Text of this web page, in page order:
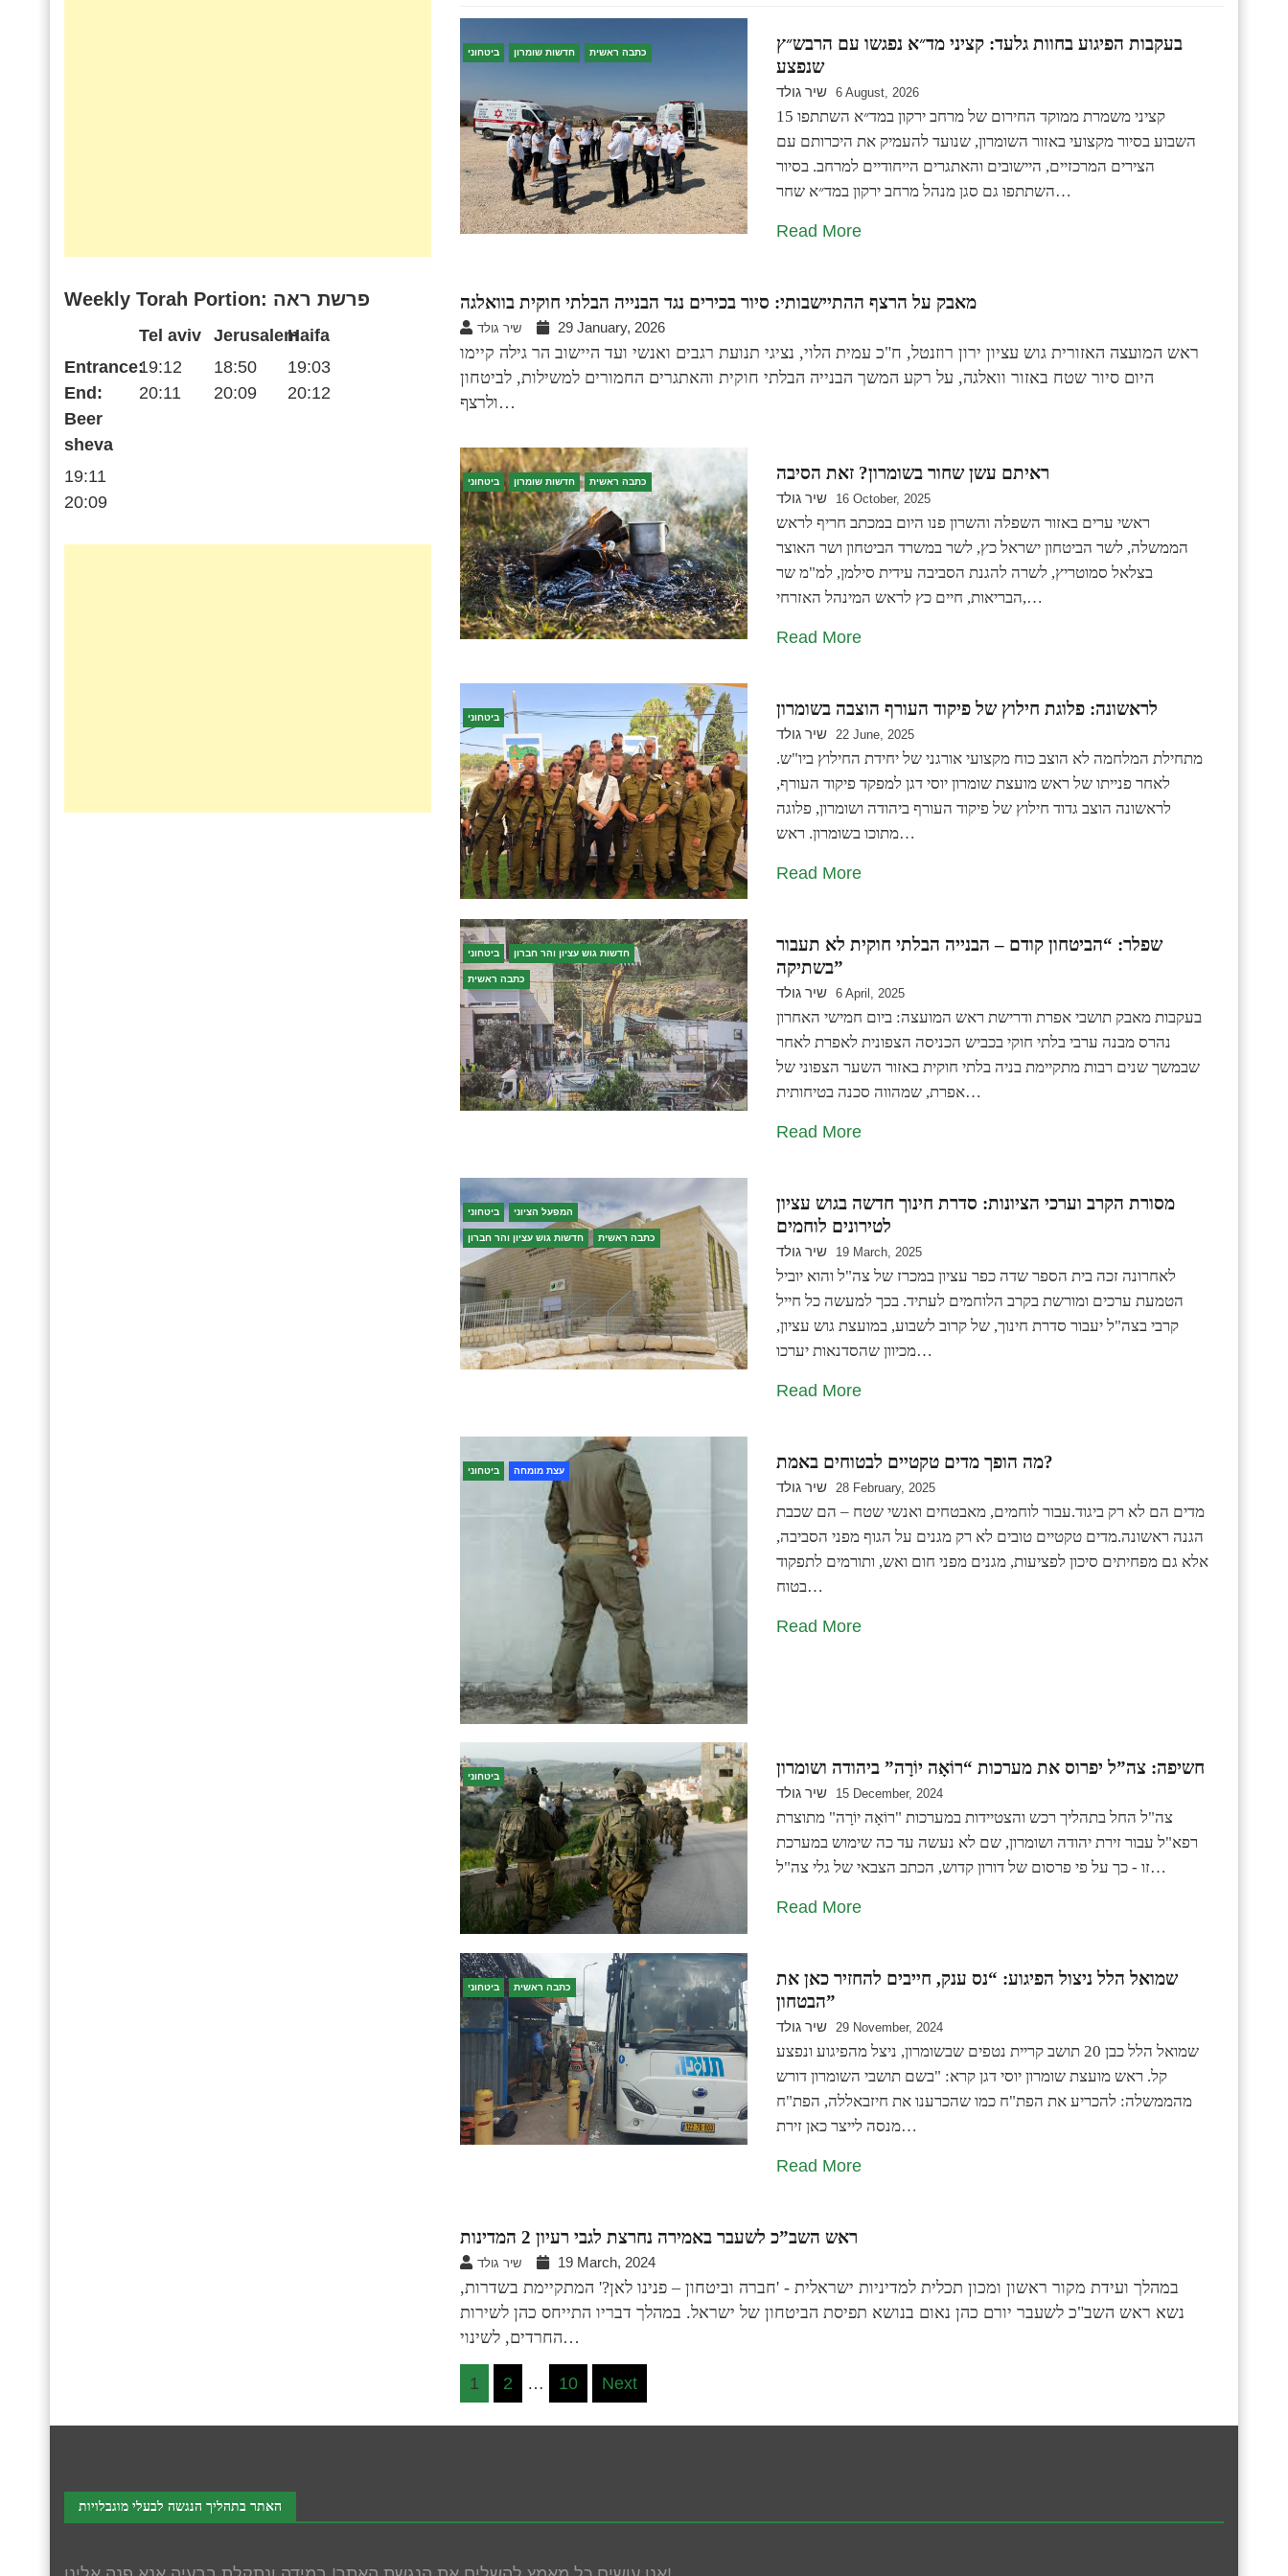
ביטחוני חדשות שומרון כתבה ראשית
בעקבות הפיגוע בחוות גלעד: קציני מד״א נפגשו עם הרבש״ץ
שנפצע
שיר גולד 6 August, 2026
15 קציני משמרת ממוקד החירום של מרחב ירקון במד״א השתתפו
השבוע בסיור מקצועי באזור השומרון, שנועד להעמיק את היכרותם עם
הצירים המרכזיים, היישובים והאתגרים הייחודיים למרחב. בסיור
השתתפו גם סגן מנהל מרחב ירקון במד״א שחר…
Read More
מאבק על הרצף ההתיישבותי: סיור בכירים נגד הבנייה הבלתי חוקית בוואלגה
שיר גולד 29 January, 2026
ראש המועצה האזורית גוש עציון ירון רוזנטל, ח"כ עמית הלוי, נציגי תנועת רגבים ואנשי ועד היישוב הר גילה קיימו
היום סיור שטח באזור וואלגה, על רקע המשך הבנייה הבלתי חוקית והאתגרים החמורים למשילות, לביטחון
ולרצף…
ביטחוני חדשות שומרון כתבה ראשית ראיתם עשן שחור בשומרון? זאת הסיבה
שיר גולד 16 October, 2025
ראשי ערים באזור השפלה והשרון פנו היום במכתב חריף לראש
הממשלה, לשר הביטחון ישראל כץ, לשר במשרד הביטחון ושר האוצר
בצלאל סמוטריץ, לשרה להגנת הסביבה עידית סילמן, למ"מ שר
הבריאות, חיים כץ לראש המינהל האזרחי,…
Read More
ביטחוני לראשונה: פלוגת חילוץ של פיקוד העורף הוצבה בשומרון
שיר גולד 22 June, 2025
מתחילת המלחמה לא הוצב כוח מקצועי אורגני של יחידת החילוץ ביו"ש.
לאחר פנייתו של ראש מועצת שומרון יוסי דגן למפקד פיקוד העורף,
לראשונה הוצב גדוד חילוץ של פיקוד העורף ביהודה ושומרון, פלוגה
מתוכו בשומרון. ראש…
Read More
ביטחוני חדשות גוש עציון והר חברון
כתבה ראשית
שפלר: “הביטחון קודם – הבנייה הבלתי חוקית לא תעבור
בשתיקה”
שיר גולד 6 April, 2025
בעקבות מאבק תושבי אפרת ודרישת ראש המועצה: ביום חמישי האחרון
נהרס מבנה ערבי בלתי חוקי בכביש הכניסה הצפונית לאפרת לאחר
שבמשך שנים רבות מתקיימת בניה בלתי חוקית באזור השער הצפוני של
אפרת, שמהווה סכנה בטיחותית…
Read More
ביטחוני המפעל הציוני
חדשות גוש עציון והר חברון כתבה ראשית
מסורת הקרב וערכי הציונות: סדרת חינוך חדשה בגוש עציון
לטירונים לוחמים
שיר גולד 19 March, 2025
לאחרונה זכה בית הספר שדה כפר עציון במכרז של צה"ל והוא יוביל
הטמעת ערכים ומורשת בקרב הלוחמים לעתיד. בכך למעשה כל חייל
קרבי בצה"ל יעבור סדרת חינוך, של קרוב לשבוע, במועצת גוש עציון,
מכיוון שהסדנאות יערכו…
Read More
ביטחוני עצת מומחה מה הופך מדים טקטיים לבטוחים באמת?
שיר גולד 28 February, 2025
מדים הם לא רק ביגוד.עבור לוחמים, מאבטחים ואנשי שטח – הם שכבת
הגנה ראשונה.מדים טקטיים טובים לא רק מגנים על הגוף מפני הסביבה,
אלא גם מפחיתים סיכון לפציעות, מגנים מפני חום ואש, ותורמים לתפקוד
בטוח…
Read More
ביטחוני חשיפה: צה”ל יפרוס את מערכות “רוֹאָה יוֹרָה” ביהודה ושומרון
שיר גולד 15 December, 2024
צה"ל החל בתהליך רכש והצטיידות במערכות "רוֹאָה יוֹרָה" מתוצרת
רפא"ל עבור זירת יהודה ושומרון, שם לא נעשה עד כה שימוש במערכת
זו - כך על פי פרסום של דורון קדוש, הכתב הצבאי של גלי צה"ל…
Read More
ביטחוני כתבה ראשית
שמואל הלל ניצול הפיגוע: “נס ענק, חייבים להחזיר כאן את
הבטחון”
שיר גולד 29 November, 2024
שמואל הלל כבן 20 תושב קריית נטפים שבשומרון, ניצל מהפיגוע ונפצע
קל. ראש מועצת שומרון יוסי דגן קרא: "בשם תושבי השומרון דורש
מהממשלה: להכריע את הפת"ח כמו שהכרענו את חיזבאללה, הפת"ח
מנסה לייצר כאן זירת…
Read More
ראש השב”כ לשעבר באמירה נחרצת לגבי רעיון 2 המדינות
שיר גולד 19 March, 2024
במהלך ועידת מקור ראשון ומכון תכלית למדיניות ישראלית - 'חברה וביטחון – פנינו לאן?' המתקיימת בשדרות,
נשא ראש השב"כ לשעבר יורם כהן נאום בנושא תפיסת הביטחון של ישראל. במהלך דבריו התייחס כהן לשירות
החרדים, לשינוי…
Posts
pagination
1 2 … 10 Next
Weekly Torah Portion: פרשת ראה
Entrance:
End:
Tel aviv
19:12
20:11
Jerusalem
18:50
20:09
Haifa
19:03
20:12
Beer
sheva
19:11
20:09
האתר בתהליך הנגשה לבעלי מוגבלויות